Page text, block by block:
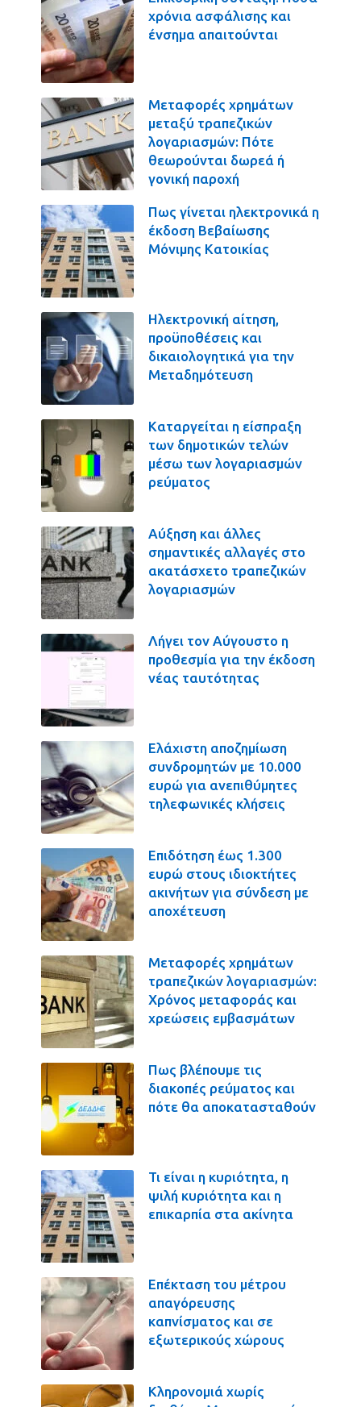
χρόνια ασφάλισης και
ένσημα απαιτούνται
Μεταφορές χρημάτων
μεταξύ τραπεζικών
λογαριασμών: Πότε
θεωρούνται δωρεά ή
γονική παροχή
Πως γίνεται ηλεκτρονικά η
έκδοση Βεβαίωσης
Μόνιμης Κατοικίας
Ηλεκτρονική αίτηση,
προϋποθέσεις και
δικαιολογητικά για την
Μεταδημότευση
Καταργείται η είσπραξη
των δημοτικών τελών
μέσω των λογαριασμών
ρεύματος
Αύξηση και άλλες
σημαντικές αλλαγές στο
ακατάσχετο τραπεζικών
λογαριασμών
Λήγει τον Αύγουστο η
προθεσμία για την έκδοση
νέας ταυτότητας
Ελάχιστη αποζημίωση
συνδρομητών με 10.000
ευρώ για ανεπιθύμητες
τηλεφωνικές κλήσεις
Επιδότηση έως 1.300
ευρώ στους ιδιοκτήτες
ακινήτων για σύνδεση με
αποχέτευση
Μεταφορές χρημάτων
τραπεζικών λογαριασμών:
Χρόνος μεταφοράς και
χρεώσεις εμβασμάτων
Πως βλέπουμε τις
διακοπές ρεύματος και
πότε θα αποκατασταθούν
Τι είναι η κυριότητα, η
ψιλή κυριότητα και η
επικαρπία στα ακίνητα
Επέκταση του μέτρου
απαγόρευσης
καπνίσματος και σε
εξωτερικούς χώρους
Κληρονομιά χωρίς